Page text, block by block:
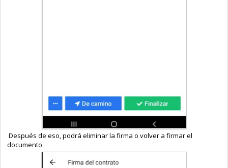
Después de eso, podrá eliminar la firma o volver a firmar el
documento.